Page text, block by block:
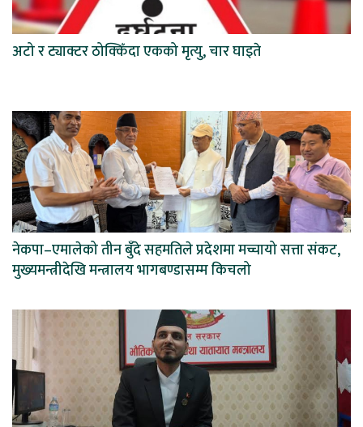
अटो र ट्याक्टर ठोक्किँदा एकको मृत्यु, चार घाइते
नेकपा–एमालेको तीन बुँदे सहमतिले प्रदेशमा मच्चायो सत्ता संकट,
मुख्यमन्त्रीदेखि मन्त्रालय भागबण्डासम्म किचलो